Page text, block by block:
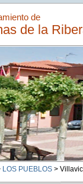
de
de la
LOS PUEBLOS>